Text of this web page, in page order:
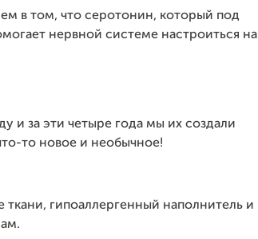
в том, что серотонин, который под
нервной системе настроиться на
и за эти четыре года мы их создали
то новое и необычное!
ткани, гипоаллергенный наполнитель и